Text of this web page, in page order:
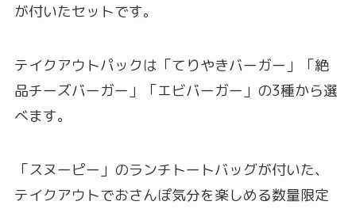
が付いたセットです。
テイクアウトパックは「てりやきバーガー」「絶
品チーズバーガー」「エビバーガー」の3種から選
べます。
「スヌーピー」のランチトートバッグが付いた、
テイクアウトでおさんぽ気分を楽しめる数量限定